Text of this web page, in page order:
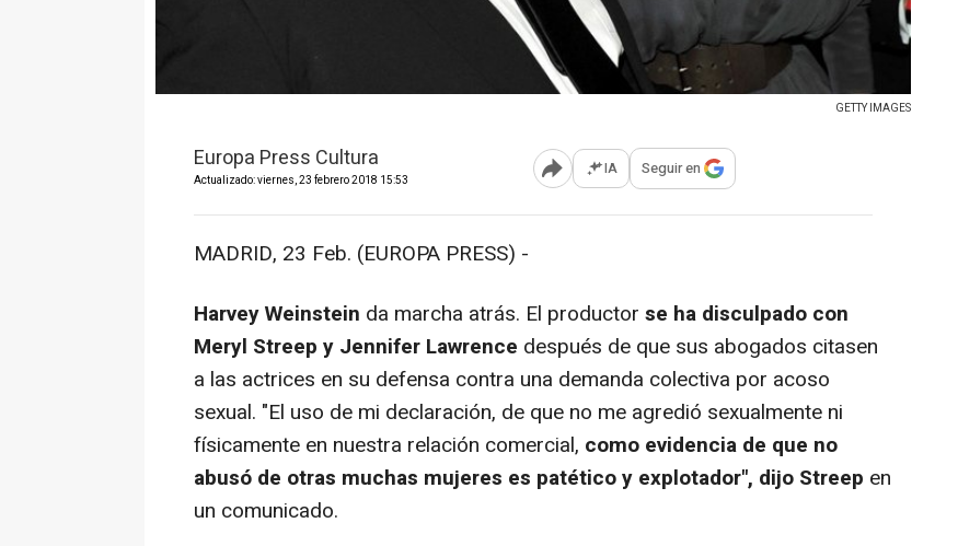
GETTY IMAGES
Europa Press Cultura
Actualizado: viernes, 23 febrero 2018 15:53 Abrir opciones para compartir
IA Seguir en
MADRID, 23 Feb. (EUROPA PRESS) -
Harvey Weinstein da marcha atrás. El productor se ha disculpado con
Meryl Streep y Jennifer Lawrence después de que sus abogados citasen
a las actrices en su defensa contra una demanda colectiva por acoso
sexual. "El uso de mi declaración, de que no me agredió sexualmente ni
físicamente en nuestra relación comercial, como evidencia de que no
abusó de otras muchas mujeres es patético y explotador", dijo Streep en
un comunicado.